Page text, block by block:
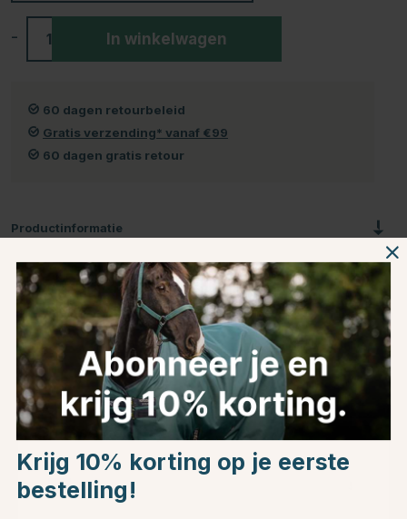
- In winkelwagen
60 dagen retourbeleid
Gratis verzending* vanaf €99
60 dagen gratis retour
Productinformatie
Over het Merk
Productbeoordelingen
Dit vind je misschien ook leuk
30
Choose country
EU
Krijg 10% korting op je eerste
bestelling!